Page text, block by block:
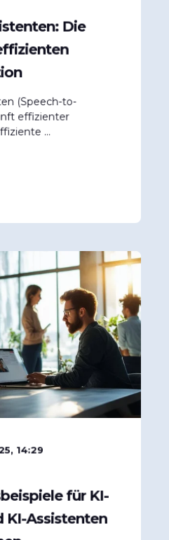
Die
(Speech-to-
effizienter
...
14:29
für KI-
KI-Assistenten